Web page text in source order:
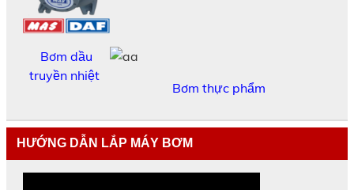
Bơm dầu
truyền nhiệt
Bơm thực phẩm
HƯỚNG DẪN LẮP MÁY BƠM